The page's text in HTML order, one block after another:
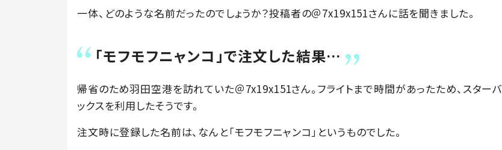
一体、どのような名前だったのでしょうか？投稿者の＠7x19x151さんに話を聞きました。
「モフモフニャンコ」で注文した結果…
帰省のため羽田空港を訪れていた＠7x19x151さん。フライトまで時間があったため、スターバ
ックスを利用したそうです。
注文時に登録した名前は、なんと「モフモフニャンコ」というものでした。